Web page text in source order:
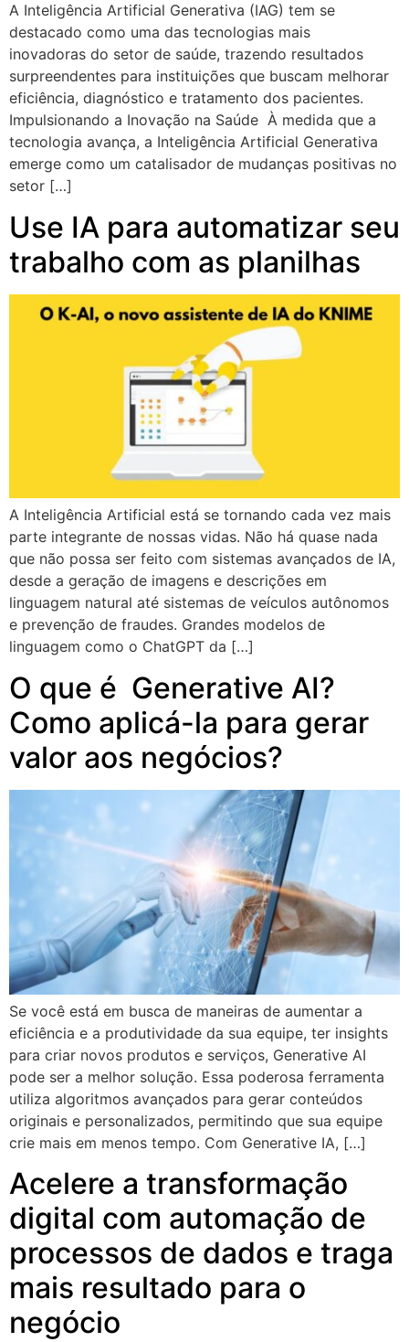
A Inteligência Artificial Generativa (IAG) tem se
destacado como uma das tecnologias mais
inovadoras do setor de saúde, trazendo resultados
surpreendentes para instituições que buscam melhorar
eficiência, diagnóstico e tratamento dos pacientes.
Impulsionando a Inovação na Saúde À medida que a
tecnologia avança, a Inteligência Artificial Generativa
emerge como um catalisador de mudanças positivas no
setor […]
Use IA para automatizar seu
trabalho com as planilhas
A Inteligência Artificial está se tornando cada vez mais
parte integrante de nossas vidas. Não há quase nada
que não possa ser feito com sistemas avançados de IA,
desde a geração de imagens e descrições em
linguagem natural até sistemas de veículos autônomos
e prevenção de fraudes. Grandes modelos de
linguagem como o ChatGPT da […]
O que é Generative AI?
Como aplicá-la para gerar
valor aos negócios?
Se você está em busca de maneiras de aumentar a
eficiência e a produtividade da sua equipe, ter insights
para criar novos produtos e serviços, Generative AI
pode ser a melhor solução. Essa poderosa ferramenta
utiliza algoritmos avançados para gerar conteúdos
originais e personalizados, permitindo que sua equipe
crie mais em menos tempo. Com Generative IA, […]
Acelere a transformação
digital com automação de
processos de dados e traga
mais resultado para o
negócio